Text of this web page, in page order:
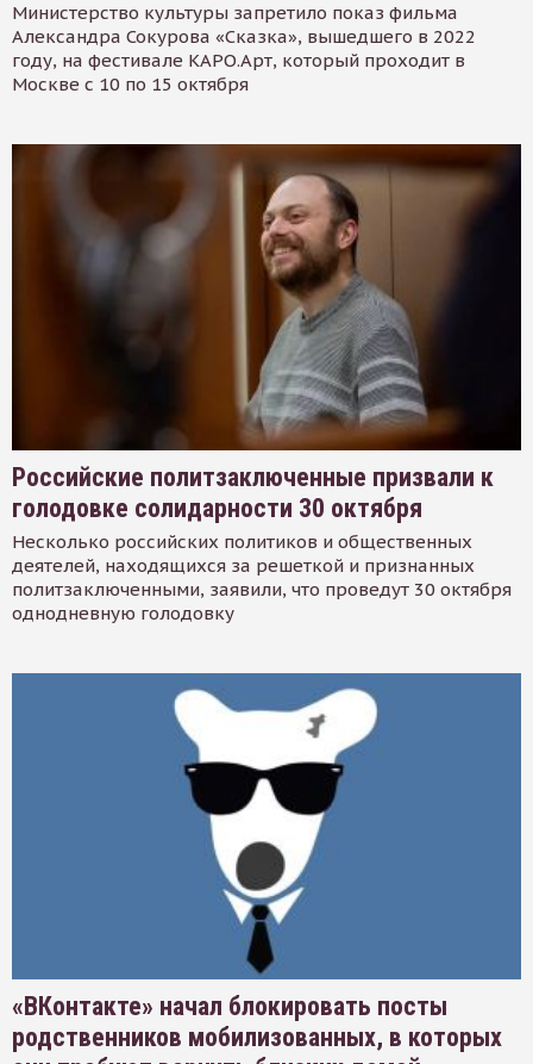
Министерство культуры запретило показ фильма
Александра Сокурова «Сказка», вышедшего в 2022
году, на фестивале КАРО.Арт, который проходит в
Москве с 10 по 15 октября
Российские политзаключенные призвали к
голодовке солидарности 30 октября
Несколько российских политиков и общественных
деятелей, находящихся за решеткой и признанных
политзаключенными, заявили, что проведут 30 октября
однодневную голодовку
«ВКонтакте» начал блокировать посты
родственников мобилизованных, в которых